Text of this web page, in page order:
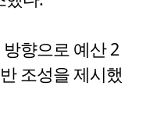
향으로 예산 2
조성을 제시했